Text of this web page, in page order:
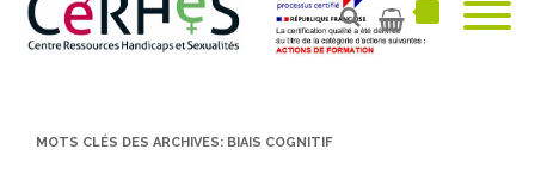
MOTS CLÉS DES ARCHIVES: BIAIS COGNITIF